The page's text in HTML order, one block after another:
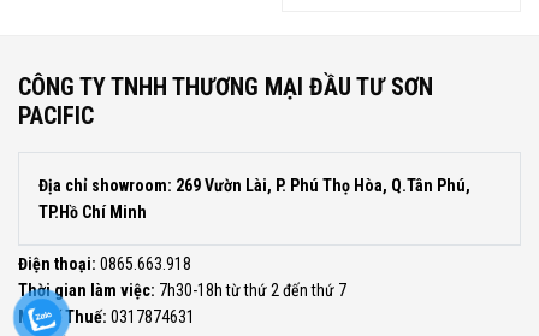
CÔNG TY TNHH THƯƠNG MẠI ĐẦU TƯ SƠN
PACIFIC
Địa chỉ showroom: 269 Vườn Lài, P. Phú Thọ Hòa, Q.Tân Phú,
TP.Hồ Chí Minh
Điện thoại: 0865.663.918
Thời gian làm việc: 7h30-18h từ thứ 2 đến thứ 7
Mã Số Thuế: 0317874631